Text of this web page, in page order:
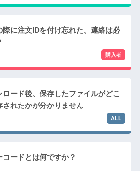
際に注文IDを付け忘れた、連絡は必
ロード後、保存したファイルがどこ
されたかが分かりません
コードとは何ですか？